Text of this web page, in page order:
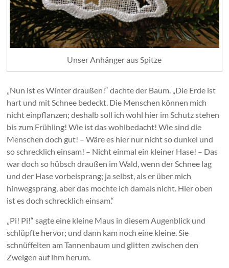
Unser Anhänger aus Spitze
„Nun ist es Winter draußen!“ dachte der Baum. „Die Erde ist
hart und mit Schnee bedeckt. Die Menschen können mich
nicht einpflanzen; deshalb soll ich wohl hier im Schutz stehen
bis zum Frühling! Wie ist das wohlbedacht! Wie sind die
Menschen doch gut! – Wäre es hier nur nicht so dunkel und
so schrecklich einsam! – Nicht einmal ein kleiner Hase! – Das
war doch so hübsch draußen im Wald, wenn der Schnee lag
und der Hase vorbeisprang; ja selbst, als er über mich
hinwegsprang, aber das mochte ich damals nicht. Hier oben
ist es doch schrecklich einsam.“
„Pi! Pi!“ sagte eine kleine Maus in diesem Augenblick und
schlüpfte hervor; und dann kam noch eine kleine. Sie
schnüffelten am Tannenbaum und glitten zwischen den
Zweigen auf ihm herum.